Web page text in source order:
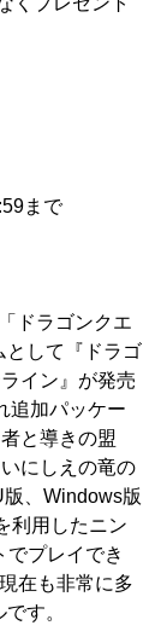
まで
ドラゴンクエ
として『ドラゴ
イン』が発売
追加パッケー
と導きの盟
にしえの竜の
、Windows版
利用したニン
でプレイでき
在も非常に多
す。